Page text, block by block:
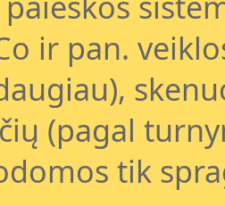
ir pan.
(pagal
tik